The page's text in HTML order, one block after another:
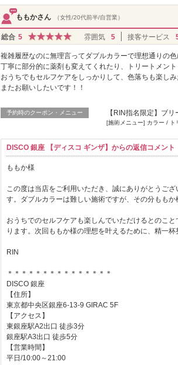
ももかさん （女性/20代前半/自営業）
総合 5 雰囲気 5 接客サービス
複雑履歴なのに無理言ってダブルカラーで理想通りの
丁寧に部分的に薬剤も変えてくれたり、トリートメン
おうちでもセルフケアをしっかりして、色落ちも楽しみ
またお願いしたいです！！
予約時のクーポン・メニュー 【RIN指名限定】ブ
[施術メニュー] カラー / ト
DISCO 銀座 【ディスコ ギンザ】からの返信コメント
ももか様
この度は当店をご利用いただき、誠にありがとうご
す。ダブルカラーは難しい施術ですが、その分もも
おうちでのセルフケアも楽しんでいただけるとのこ
ります。次回ももか様の理想を叶えるために、精一杯
RIN
＊＊＊＊＊＊＊＊＊＊＊＊＊＊＊
DISCO 銀座
【住所】
東京都中央区銀座6-13-9 GIRAC 5F
【アクセス】
東銀座駅A2出口 徒歩3分
銀座駅A3出口 徒歩5分
【営業時間】
平日/10:00～21:00